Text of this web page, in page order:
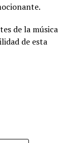
de la música
de esta